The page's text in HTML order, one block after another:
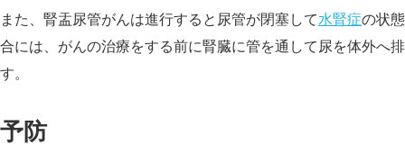
また、腎盂尿管がんは進行すると尿管が閉塞して水腎症の状
合には、がんの治療をする前に腎臓に管を通して尿を体外へ
す。
予防